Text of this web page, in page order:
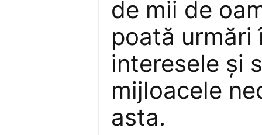
de mii de
poată urmări
interesele şi
mijloacele
asta.